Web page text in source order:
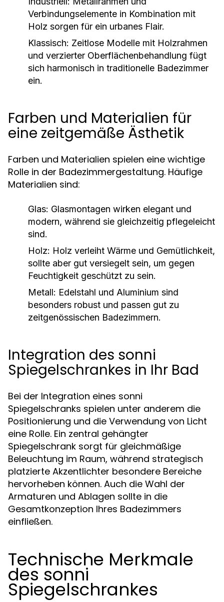
Verbindungselemente in Kombination mit
Holz sorgen für ein urbanes Flair.
Klassisch: Zeitlose Modelle mit Holzrahmen
und verzierter Oberflächenbehandlung fügt
sich harmonisch in traditionelle Badezimmer
ein.
Farben und Materialien für
eine zeitgemäße Ästhetik
Farben und Materialien spielen eine wichtige
Rolle in der Badezimmergestaltung. Häufige
Materialien sind:
Glas: Glasmontagen wirken elegant und
modern, während sie gleichzeitig pflegeleicht
sind.
Holz: Holz verleiht Wärme und Gemütlichkeit,
sollte aber gut versiegelt sein, um gegen
Feuchtigkeit geschützt zu sein.
Metall: Edelstahl und Aluminium sind
besonders robust und passen gut zu
zeitgenössischen Badezimmern.
Integration des sonni
Spiegelschrankes in Ihr Bad
Bei der Integration eines sonni
Spiegelschranks spielen unter anderem die
Positionierung und die Verwendung von Licht
eine Rolle. Ein zentral gehängter
Spiegelschrank sorgt für gleichmäßige
Beleuchtung im Raum, während strategisch
platzierte Akzentlichter besondere Bereiche
hervorheben können. Auch die Wahl der
Armaturen und Ablagen sollte in die
Gesamtkonzeption Ihres Badezimmers
einfließen.
Technische Merkmale
des sonni
Spiegelschrankes